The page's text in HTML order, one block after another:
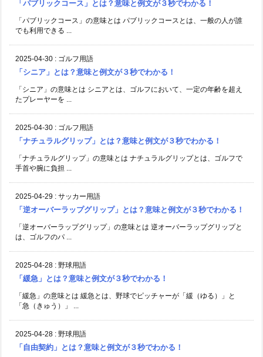
「パブリックコース」とは？意味と例文が３秒でわかる！
「パブリックコース」の意味とは パブリックコースとは、一般の人が誰
でも利用できる ...
2025-04-30 : ゴルフ用語
「シニア」とは？意味と例文が３秒でわかる！
「シニア」の意味とは シニアとは、ゴルフにおいて、一定の年齢を超え
たプレーヤーを ...
2025-04-30 : ゴルフ用語
「ナチュラルグリップ」とは？意味と例文が３秒でわかる！
「ナチュラルグリップ」の意味とは ナチュラルグリップとは、ゴルフで
手首や腕に負担 ...
2025-04-29 : サッカー用語
「逆オーバーラップグリップ」とは？意味と例文が３秒でわかる！
「逆オーバーラップグリップ」の意味とは 逆オーバーラップグリップと
は、ゴルフのパ ...
2025-04-28 : 野球用語
「緩急」とは？意味と例文が３秒でわかる！
「緩急」の意味とは 緩急とは、野球でピッチャーが「緩（ゆる）」と
「急（きゅう）」 ...
2025-04-28 : 野球用語
「自由契約」とは？意味と例文が３秒でわかる！